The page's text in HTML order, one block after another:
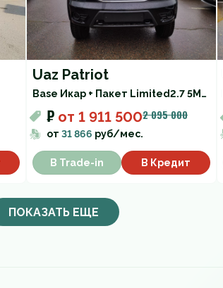
Uaz Patriot
Base Икар + Пакет Limited 2.7 5МТ (150 л.с.)
₽ от 1 911 5002 095 000
от 31 866 руб/мес.
В Trade-in В Кредит
ПОКАЗАТЬ ЕЩЕ